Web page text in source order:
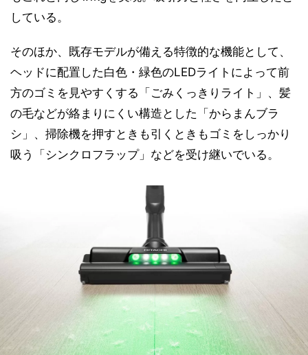
している。
そのほか、既存モデルが備える特徴的な機能として、
ヘッドに配置した白色・緑色のLEDライトによって前
方のゴミを見やすくする「ごみくっきりライト」、髪
の毛などが絡まりにくい構造とした「からまんブラ
シ」、掃除機を押すときも引くときもゴミをしっかり
吸う「シンクロフラップ」などを受け継いでいる。